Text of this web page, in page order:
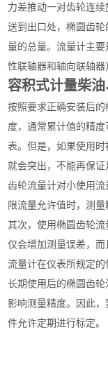
力差推动一对齿轮连
送到出口处，椭圆齿
量的总量。流量计主
性联轴器和轴向联轴器
容积式计量柴
按照要求正确安装后
度，通常累计值的精
表。但是，如果使用
就会突出，不能再保
齿轮流量计对小使用
限流量允许值时，测量
其次，使用椭圆齿轮
仅会增加测量误差，
流量计在仪表所规定的
长期使用后的椭圆齿
影响测量精度。因此
件允许定期进行标定。